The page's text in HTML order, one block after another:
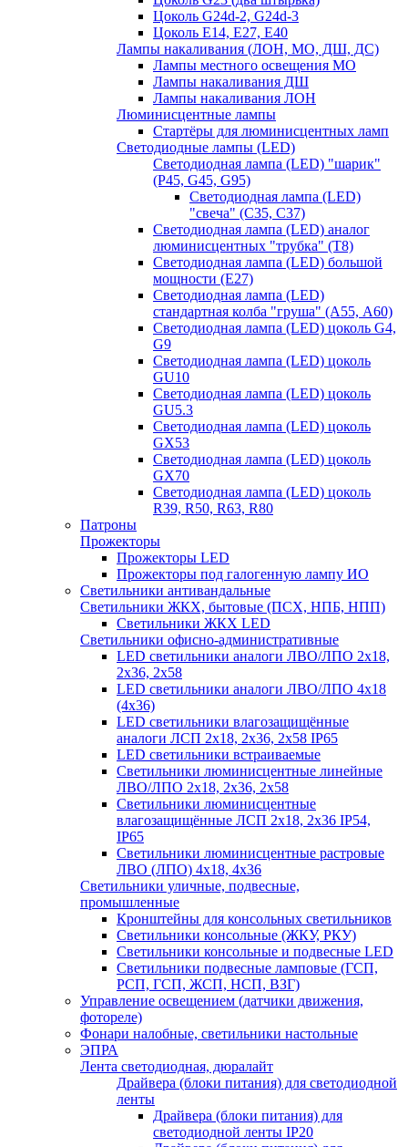
Цоколь G24d-2, G24d-3
Цоколь Е14, Е27, Е40
Лампы накаливания (ЛОН, МО, ДШ, ДС)
Лампы местного освещения МО
Лампы накаливания ДШ
Лампы накаливания ЛОН
Люминисцентные лампы
Стартёры для люминисцентных ламп
Светодиодные лампы (LED)
Светодиодная лампа (LED) "шарик"
(P45, G45, G95)
Светодиодная лампа (LED)
"свеча" (С35, С37)
Светодиодная лампа (LED) аналог
люминисцентных "трубка" (T8)
Светодиодная лампа (LED) большой
мощности (Е27)
Светодиодная лампа (LED)
стандартная колба "груша" (А55, А60)
Светодиодная лампа (LED) цоколь G4,
G9
Светодиодная лампа (LED) цоколь
GU10
Светодиодная лампа (LED) цоколь
GU5.3
Светодиодная лампа (LED) цоколь
GX53
Светодиодная лампа (LED) цоколь
GX70
Светодиодная лампа (LED) цоколь
R39, R50, R63, R80
Патроны
Прожекторы
Прожекторы LED
Прожекторы под галогенную лампу ИО
Светильники антивандальные
Светильники ЖКХ, бытовые (ПСХ, НПБ, НПП)
Светильники ЖКХ LED
Светильники офисно-административные
LED светильники аналоги ЛВО/ЛПО 2х18,
2х36, 2х58
LED светильники аналоги ЛВО/ЛПО 4х18
(4х36)
LED светильники влагозащищённые
аналоги ЛСП 2х18, 2х36, 2х58 IP65
LED светильники встраиваемые
Светильники люминисцентные линейные
ЛВО/ЛПО 2х18, 2х36, 2х58
Светильники люминисцентные
влагозащищённые ЛСП 2х18, 2х36 IP54,
IP65
Светильники люминисцентные растровые
ЛВО (ЛПО) 4х18, 4х36
Светильники уличные, подвесные,
промышленные
Кронштейны для консольных светильников
Светильники консольные (ЖКУ, РКУ)
Светильники консольные и подвесные LED
Светильники подвесные ламповые (ГСП,
РСП, ГСП, ЖСП, НСП, ВЗГ)
Управление освещением (датчики движения,
фотореле)
Фонари налобные, светильники настольные
ЭПРА
Лента светодиодная, дюралайт
Драйвера (блоки питания) для светодиодной
ленты
Драйвера (блоки питания) для
светодиодной ленты IP20